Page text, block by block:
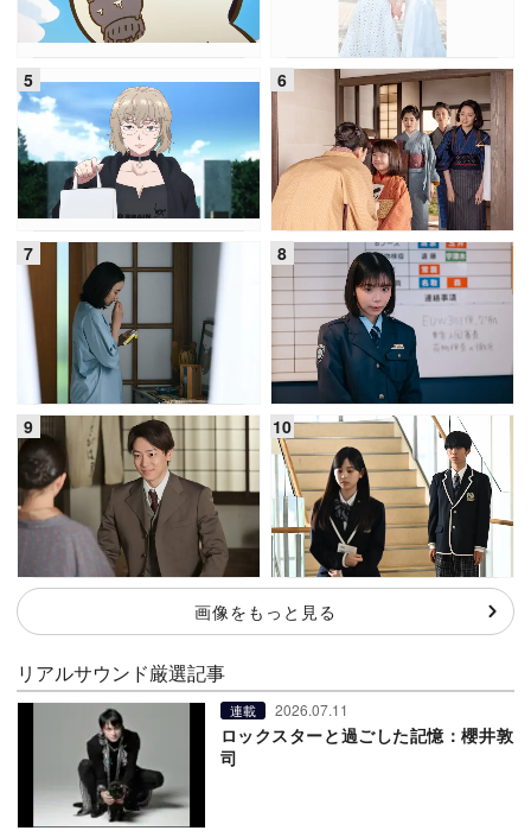
画像をもっと見る
リアルサウンド厳選記事
連載 2026.07.11
ロックスターと過ごした記憶：櫻井敦
司